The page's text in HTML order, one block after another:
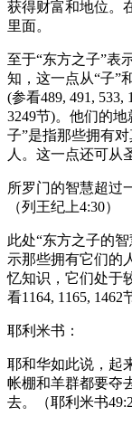
获得财富和地位。
里面。
至于“东方之子”表
知，这一点从“子”
(参看489, 491, 533,
3249节)。他们的
子”是指那些拥有
人。这一点还可从
所罗门的智慧超过
（列王纪上4:30）
此处“东方之子的
示那些拥有它们的
忆知识，它们处于
看1164, 1165, 1462
耶利米书：
耶和华如此说，起
帐棚和羊群都要夺
去。（耶利米书